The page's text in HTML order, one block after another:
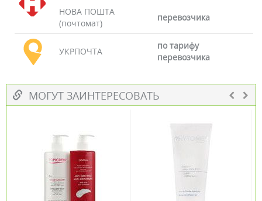
НОВА ПОШТА
(почтомат)
перевозчика
УКРПОЧТА
по тарифу
перевозчика
МОГУТ ЗАИНТЕРЕСОВАТЬ